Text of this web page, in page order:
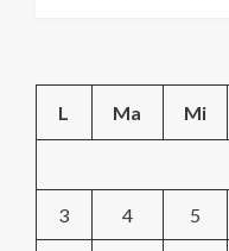
L Ma Mi
3 4 5